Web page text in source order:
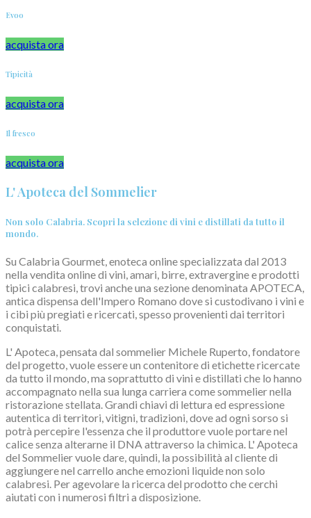
Evoo
acquista ora
Tipicità
acquista ora
Il fresco
acquista ora
L' Apoteca del Sommelier
Non solo Calabria. Scopri la selezione di vini e distillati da tutto il
mondo.
Su Calabria Gourmet, enoteca online specializzata dal 2013
nella vendita online di vini, amari, birre, extravergine e prodotti
tipici calabresi, trovi anche una sezione denominata APOTECA,
antica dispensa dell'Impero Romano dove si custodivano i vini e
i cibi più pregiati e ricercati, spesso provenienti dai territori
conquistati.
L' Apoteca, pensata dal sommelier Michele Ruperto, fondatore
del progetto, vuole essere un contenitore di etichette ricercate
da tutto il mondo, ma soprattutto di vini e distillati che lo hanno
accompagnato nella sua lunga carriera come sommelier nella
ristorazione stellata. Grandi chiavi di lettura ed espressione
autentica di territori, vitigni, tradizioni, dove ad ogni sorso si
potrà percepire l'essenza che il produttore vuole portare nel
calice senza alterarne il DNA attraverso la chimica. L' Apoteca
del Sommelier vuole dare, quindi, la possibilità al cliente di
aggiungere nel carrello anche emozioni liquide non solo
calabresi. Per agevolare la ricerca del prodotto che cerchi
aiutati con i numerosi filtri a disposizione.